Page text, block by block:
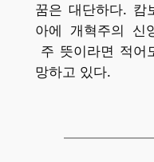
꿈은 대단하다. 캄
아에 개혁주의 신
주 뜻이라면 적어
망하고 있다.